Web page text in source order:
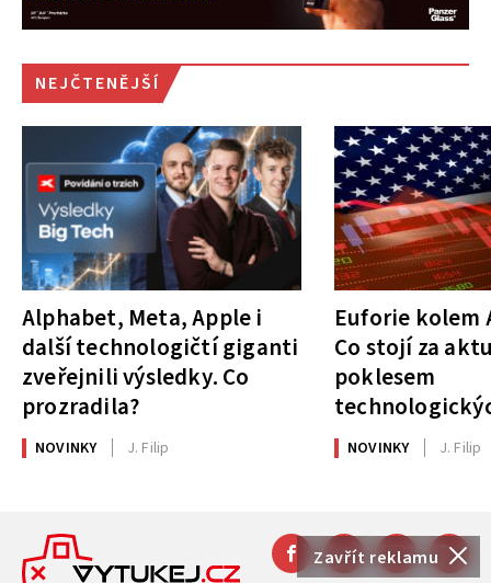
Zavřít reklamu
NEJČTENĚJŠÍ
Alphabet, Meta, Apple i
další technologičtí giganti
zveřejnili výsledky. Co
prozradila?
NOVINKY J. Filip
Euforie kolem
Co stojí za
poklesem
NOVINKY J. Filip